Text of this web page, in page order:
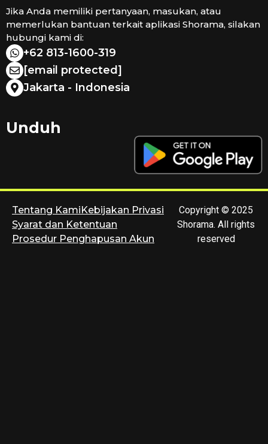
Jika Anda memiliki pertanyaan, masukan, atau
memerlukan bantuan terkait aplikasi Shorama, silakan
hubungi kami di:
+62 813-1600-319
[email protected]
Jakarta - Indonesia
Unduh
Copyright © 2025
Shorama. All rights
reserved
Tentang KamiKebijakan Privasi
Syarat dan Ketentuan
Prosedur Penghapusan Akun